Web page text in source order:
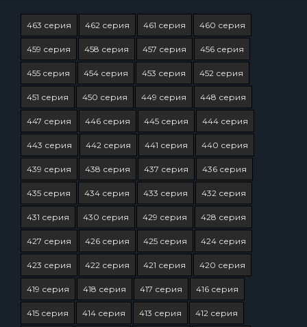
463 серия 462 серия 461 серия 460 серия
459 серия 458 серия 457 серия 456 серия
455 серия 454 серия 453 серия 452 серия
451 серия 450 серия 449 серия 448 серия
447 серия 446 серия 445 серия 444 серия
443 серия 442 серия 441 серия 440 серия
439 серия 438 серия 437 серия 436 серия
435 серия 434 серия 433 серия 432 серия
431 серия 430 серия 429 серия 428 серия
427 серия 426 серия 425 серия 424 серия
423 серия 422 серия 421 серия 420 серия
419 серия 418 серия 417 серия 416 серия
415 серия 414 серия 413 серия 412 серия